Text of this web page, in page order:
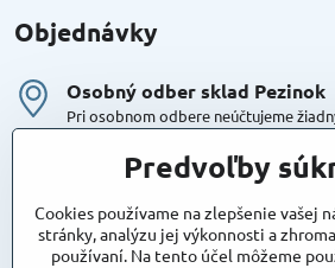
Objednávky
Osobný odber sklad Pezinok
Pri osobnom odbere neúčtujeme
Kuriér DPD , Geis
Cena za dopravu:
Predvoľby
Cookies používame na zlepšenie vašej
stránky, analýzu jej výkonnosti a
používaní. Na tento účel môžeme